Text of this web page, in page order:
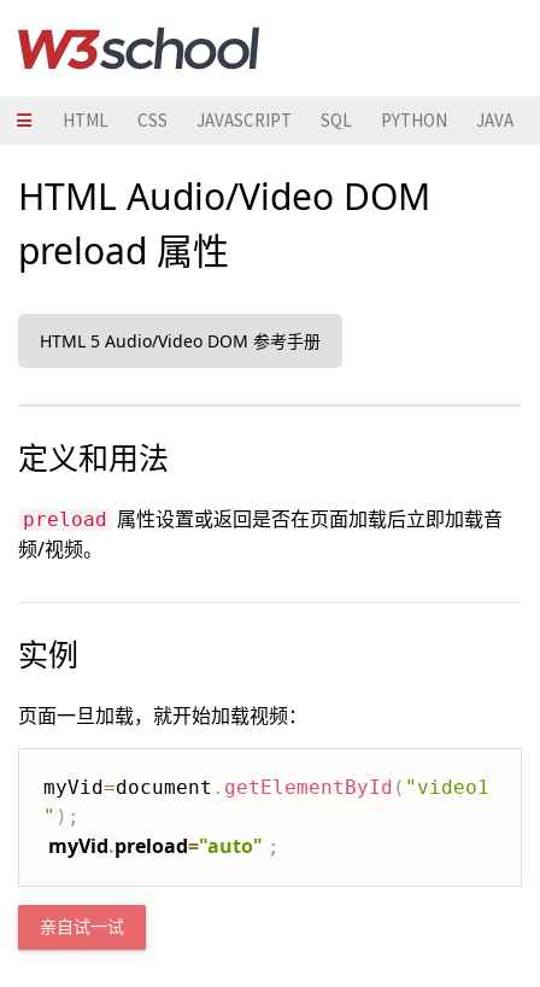
HTML CSS JAVASCRIPT SQL PYTHON JAVA
HTML Audio/Video DOM
preload 属性
HTML 5 Audio/Video DOM 参考手册
定义和用法
preload 属性设置或返回是否在页面加载后立即加载音
频/视频。
实例
页面一旦加载，就开始加载视频：
myVid=document . getElementById ( "video1
" ) ;
myVid.preload="auto" ;
亲自试一试